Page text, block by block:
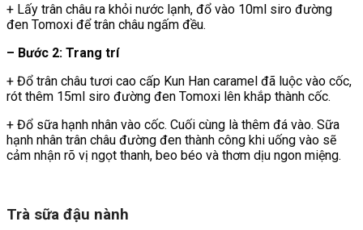
+ Lấy trân châu ra khỏi nước lạnh, đổ vào 10ml siro đường
đen Tomoxi để trân châu ngấm đều.
– Bước 2: Trang trí
+ Đổ trân châu tươi cao cấp Kun Han caramel đã luộc vào cốc,
rót thêm 15ml siro đường đen Tomoxi lên khắp thành cốc.
+ Đổ sữa hạnh nhân vào cốc. Cuối cùng là thêm đá vào. Sữa
hạnh nhân trân châu đường đen thành công khi uống vào sẽ
cảm nhận rõ vị ngọt thanh, beo béo và thơm dịu ngon miệng.
Trà sữa đậu nành